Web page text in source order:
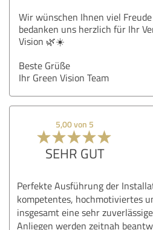
Wir wünschen Ihnen viel
bedanken uns herzlich für Ihr
Vision 🌿☀️
Beste Grüße
Ihr Green Vision Team
5,00 von 5
SEHR GUT
Perfekte Ausführung der
kompetentes, hochmotiviertes
insgesamt eine sehr
Anliegen werden zeitnah